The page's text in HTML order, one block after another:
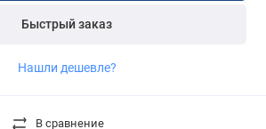
Быстрый заказ
Нашли дешевле?
В сравнение